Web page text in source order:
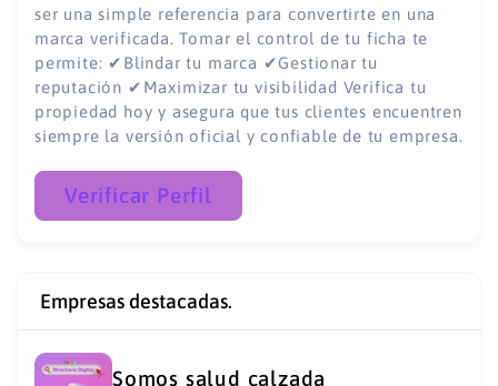
ser una simple referencia para convertirte en una
marca verificada. Tomar el control de tu ficha te
permite: ✔Blindar tu marca ✔Gestionar tu
reputación ✔Maximizar tu visibilidad Verifica tu
propiedad hoy y asegura que tus clientes encuentren
siempre la versión oficial y confiable de tu empresa.
Verificar Perfil
Empresas destacadas.
Somos salud calzada